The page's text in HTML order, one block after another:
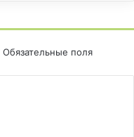
Обязательные поля